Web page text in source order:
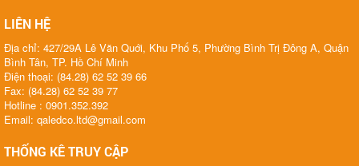
LIÊN HỆ
Địa chỉ: 427/29A Lê Văn Quới, Khu Phố 5, Phường Bình Trị Đông A, Quận
Bình Tân, TP. Hồ Chí Minh
Điện thoại: (84.28) 62 52 39 66
Fax: (84.28) 62 52 39 77
Hotline : 0901.352.392
Email: qaledco.ltd@gmail.com
THỐNG KÊ TRUY CẬP